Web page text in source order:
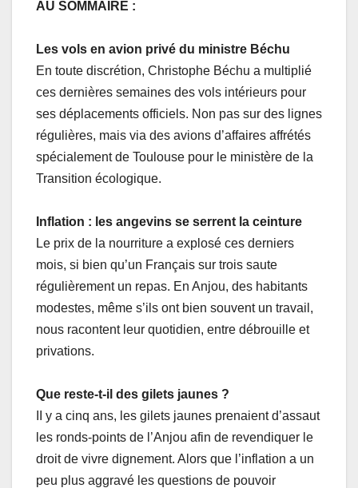
AU SOMMAIRE :
Les vols en avion privé du ministre Béchu
En toute discrétion, Christophe Béchu a multiplié
ces dernières semaines des vols intérieurs pour
ses déplacements officiels. Non pas sur des lignes
régulières, mais via des avions d’affaires affrétés
spécialement de Toulouse pour le ministère de la
Transition écologique.
Inflation : les angevins se serrent la ceinture
Le prix de la nourriture a explosé ces derniers
mois, si bien qu’un Français sur trois saute
régulièrement un repas. En Anjou, des habitants
modestes, même s’ils ont bien souvent un travail,
nous racontent leur quotidien, entre débrouille et
privations.
Que reste-t-il des gilets jaunes ?
II y a cinq ans, les gilets jaunes prenaient d’assaut
les ronds-points de l’Anjou afin de revendiquer le
droit de vivre dignement. Alors que l’inflation a un
peu plus aggravé les questions de pouvoir